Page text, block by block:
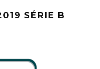
SÉRIE B